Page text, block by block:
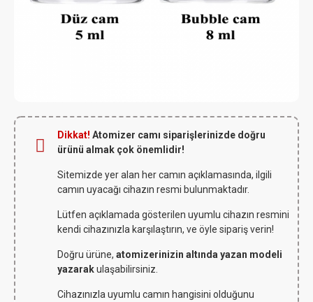
Dikkat! Atomizer camı siparişlerinizde doğru
ürünü almak çok önemlidir!
Sitemizde yer alan her camın açıklamasında, ilgili
camın uyacağı cihazın resmi bulunmaktadır.
Lütfen açıklamada gösterilen uyumlu cihazın resmini
kendi cihazınızla karşılaştırın, ve öyle sipariş verin!
Doğru ürüne, atomizerinizin altında yazan modeli
yazarakulaşabilirsiniz.
Cihazınızla uyumlu camın hangisini olduğunu